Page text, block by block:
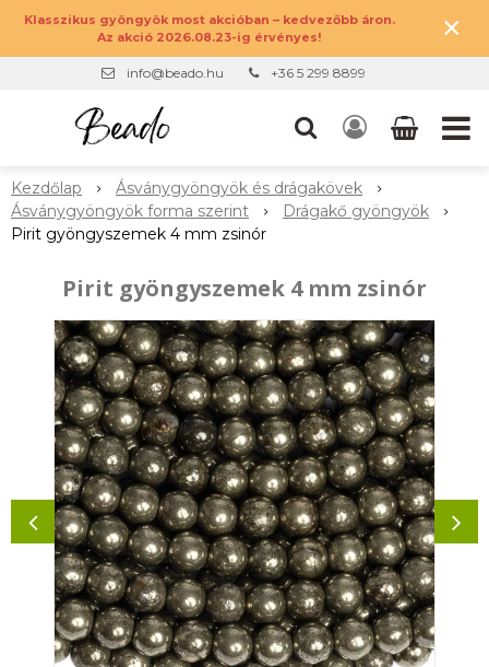
Klasszikus gyöngyök most akcióban – kedvezőbb áron.
Az akció 2026.08.23-ig érvényes!
×
info@beado.hu +36 5 299 8899
Kezdőlap
Ásványgyöngyök és drágakövek
Ásványgyöngyök forma szerint
Drágakő gyöngyök
Pirit gyöngyszemek 4 mm zsinór
Pirit gyöngyszemek 4 mm zsinór